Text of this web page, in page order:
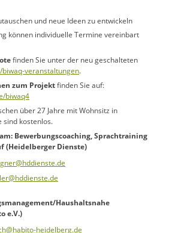
und neue Ideen zu entwickeln
können individuelle Termine vereinbart
finden Sie unter der neu geschalteten
veranstaltungen.
zum Projektfinden Sie auf:
biwaq4
über 27 Jahre mit Wohnsitz in
sind kostenlos.
Bewerbungscoaching, Sprachtraining
(Heidelberger Dienste)
Haushaltsnahe
e.V.)
heidelberg.de